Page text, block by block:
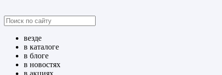
везде
в каталоге
в блоге
в новостях
в акциях